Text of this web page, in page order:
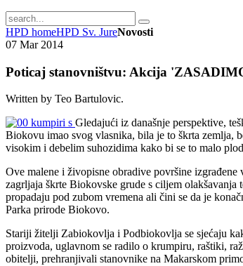
HPD homeHPD Sv. JureNovosti
07 Mar 2014
Poticaj stanovništvu: Akcija
Written by Teo Bartulovic.
Gledajući iz današnje perspektive,
Biokovu imao svog vlasnika, bila je to škrta zemlja,
visokim i debelim suhozidima kako bi se to malo
Ove malene i živopisne obradive površine
zagrljaja škrte Biokovske grude s ciljem
propadaju pod zubom vremena ali čini se da je
Parka prirode Biokovo.
Stariji žitelji Zabiokovlja i Podbiokovlja se sjećaju
proizvoda, uglavnom se radilo o krumpiru, raštiki,
obitelji, prehranjivali stanovnike na Makarskom